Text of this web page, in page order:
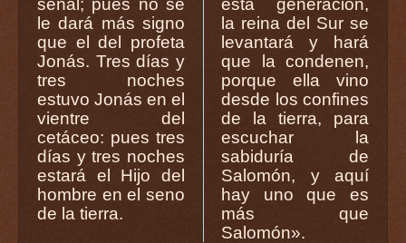
señal; pues no se
le dará más signo
que el del profeta
Jonás. Tres días y
tres noches
estuvo Jonás en el
vientre del
cetáceo: pues tres
días y tres noches
estará el Hijo del
hombre en el seno
de la tierra.
esta generación,
la reina del Sur se
levantará y hará
que la condenen,
porque ella vino
desde los confines
de la tierra, para
escuchar la
sabiduría de
Salomón, y aquí
hay uno que es
más que
Salomón».